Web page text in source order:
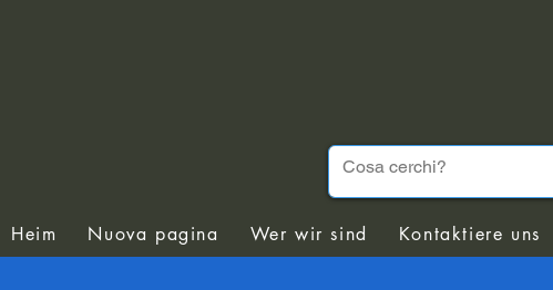
Heim Nuova pagina Wer wir sind Kontaktiere uns